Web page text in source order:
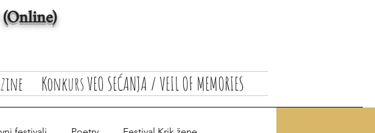
Konkurs VEO SEĆANJA / VEIL OF MEMORIES